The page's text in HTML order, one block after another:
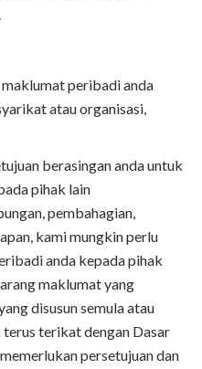
peribadi anda
atau organisasi,
berasingan anda untuk
pihak lain
pembahagian,
kami mungkin perlu
anda kepada pihak
maklumat yang
disusun semula atau
terikat dengan Dasar
persetujuan dan